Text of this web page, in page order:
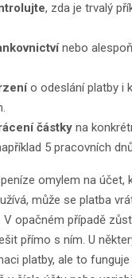
, zda je trvalý
nebo
o odeslání platby i
částky na
5 pracovních
omylem na účet,
může se platba
V opačném případě
přímo s ním. U
platby, ale to funguje